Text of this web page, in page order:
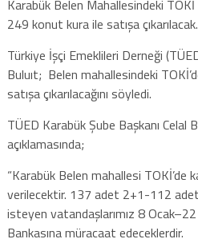
Karabük Belen Mahallesindeki
249 konut kura ile satışa çıkarılacak.
Türkiye İşçi Emeklileri Derneği
Buluıt; Belen mahallesindeki
satışa çıkarılacağını söyledi.
TÜED Karabük Şube Başkanı Celal
açıklamasında;
“Karabük Belen mahallesi
verilecektir. 137 adet 2+1-112
isteyen vatandaşlarımız 8
Bankasına müracaat edeceklerdir.